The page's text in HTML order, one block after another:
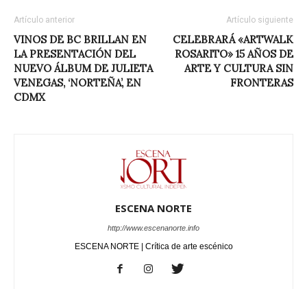
Artículo anterior
VINOS DE BC BRILLAN EN
LA PRESENTACIÓN DEL
NUEVO ÁLBUM DE JULIETA
VENEGAS, ‘NORTEÑA’, EN
CDMX
Artículo siguiente
CELEBRARÁ «ARTWALK
ROSARITO» 15 AÑOS DE
ARTE Y CULTURA SIN
FRONTERAS
ESCENA NORTE
http://www.escenanorte.info
ESCENA NORTE | Crítica de arte escénico